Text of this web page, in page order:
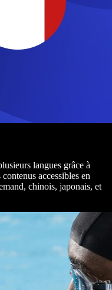
langues grâce à
accessibles en
chinois, japonais, et